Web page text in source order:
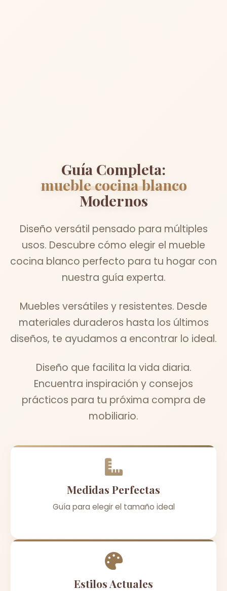
Guía Completa:
mueble cocina blanco
Modernos
Diseño versátil pensado para múltiples
usos. Descubre cómo elegir el mueble
cocina blanco perfecto para tu hogar con
nuestra guía experta.
Muebles versátiles y resistentes. Desde
materiales duraderos hasta los últimos
diseños, te ayudamos a encontrar lo ideal.
Diseño que facilita la vida diaria.
Encuentra inspiración y consejos
prácticos para tu próxima compra de
mobiliario.
Medidas Perfectas
Guía para elegir el tamaño ideal
Estilos Actuales